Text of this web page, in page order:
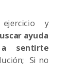
y
ayuda
sentirte
Si no